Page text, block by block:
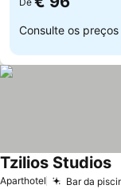
Consulte os
Aparthotel Bar da
Tzilios Studios